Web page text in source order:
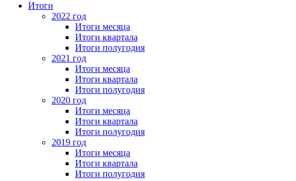
Итоги
2022 год
Итоги месяца
Итоги квартала
Итоги полугодия
2021 год
Итоги месяца
Итоги квартала
Итоги полугодия
2020 год
Итоги месяца
Итоги квартала
Итоги полугодия
2019 год
Итоги месяца
Итоги квартала
Итоги полугодия